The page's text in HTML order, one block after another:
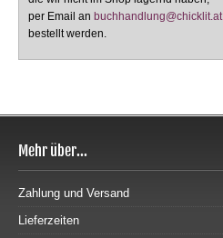
per Email an buchhandlung@chicklit.at
bestellt werden.
Mehr über...
Zahlung und Versand
Lieferzeiten